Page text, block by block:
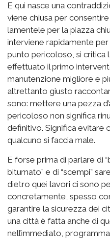
E qui nasce una
viene chiusa per
lamentele per la piazza
interviene rapidamente
punto pericoloso, si critica
effettuato il primo
manutenzione migliore e
altrettanto giusto
sono: mettere una pezza
pericoloso non significa
definitivo. Significa evitare
qualcuno si faccia male.
E forse prima di parlare di
bitumato” e di “scempi”
dietro quei lavori ci sono
concretamente, spesso
garantire la sicurezza dei
una città è fatta anche di
nell’immediato,